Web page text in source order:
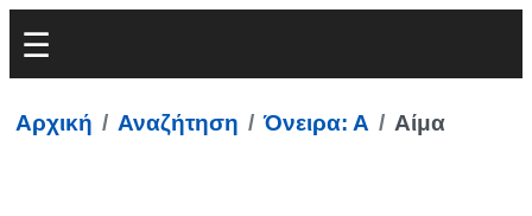
Αρχική Αναζήτηση Όνειρα: Α Αίμα